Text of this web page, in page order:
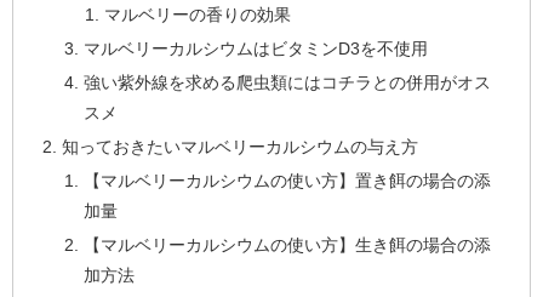
マルベリーの香りの効果
マルベリーカルシウムはビタミンD3を不使用
強い紫外線を求める爬虫類にはコチラとの併用がオス
スメ
知っておきたいマルベリーカルシウムの与え方
【マルベリーカルシウムの使い方】置き餌の場合の添
加量
【マルベリーカルシウムの使い方】生き餌の場合の添
加方法